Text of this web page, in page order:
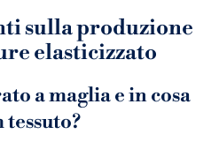
sulla produzione
elasticizzato
a maglia e in cosa